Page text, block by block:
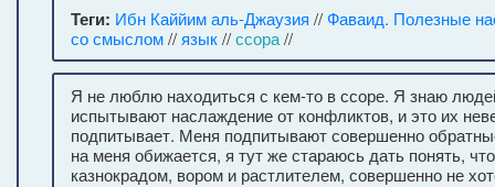
Теги: Ибн Каййим аль-Джаузия //Фаваид. Полезные
со смыслом//язык//ссора//
Я не люблю находиться с кем-то в ссоре. Я знаю
испытывают наслаждение от конфликтов, и это их
подпитывает. Меня подпитывают совершенно
на меня обижается, я тут же стараюсь дать понять,
казнокрадом, вором и растлителем, совершенно не